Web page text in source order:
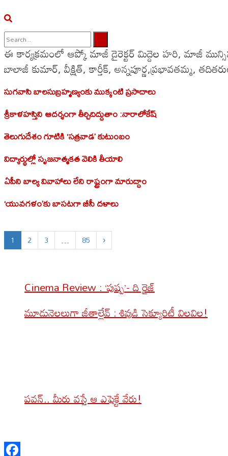
No Result
ఈ కార్యక్రమంలో ఆప్కో మాజీ డైరెక్టర్ మిద్దెల హరి, మాజీ
బాలాజీ కుమార్, వీక్షిత్, కార్తీక్, అన్నపూర్ణ,ప్రభావతమ్మ,
సుగవాసి బాలసుబ్రహ్మణ్యంకు ముక్కంటి ప్రసాదాలు
శ్రీకాళహస్తిని ఆదర్శంగా తీర్చిదిద్దుతాం :నారాలోకేష్
తెలుగుదేశం గూటికి ‘సత్రవాడ’ కుటుంబం
విద్యార్థుల్లో సృజనాత్మకత వెలికి తీయాలి
ఏపీని బాల్య వివాహాలు లేని రాష్ట్రంగా మారుద్దాం
‘యువగళం’కు బాసటగా బీసీ దళాలు
1 2 3 … 85 ›
Cinema Review : ‘పుష్ప’- ది రైజ్
మూడునెలలుగా జీతాల్లేవ్ : శివుడి సెక్యూరిటీ విలవిల!
పవన్.. మీరు వస్తే ఆ ఎఫెక్టే వేరు!